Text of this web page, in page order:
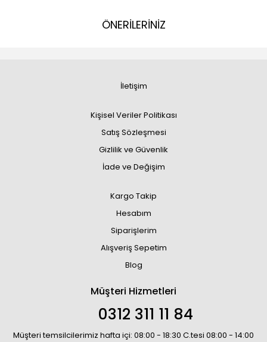
ÖNERİLERİNİZ
İletişim
Kişisel Veriler Politikası
Satış Sözleşmesi
Gizlilik ve Güvenlik
İade ve Değişim
Kargo Takip
Hesabım
Siparişlerim
Alışveriş Sepetim
Blog
Müşteri Hizmetleri
0312 311 11 84
Müşteri temsilcilerimiz hafta içi: 08:00 - 18:30 C.tesi 08:00 - 14:00